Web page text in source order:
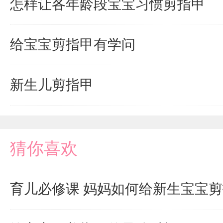
怎样让各年龄段宝宝习惯剪指甲
给宝宝剪指甲有学问
新生儿剪指甲
猜你喜欢
育儿必修课 妈妈如何给新生宝宝